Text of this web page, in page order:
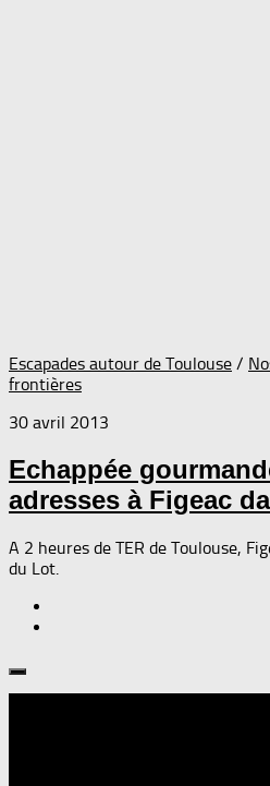
Escapades autour de Toulouse /
frontières
30 avril 2013
Echappée
adresses à Figeac
A 2 heures de TER de Toulouse,
du Lot.